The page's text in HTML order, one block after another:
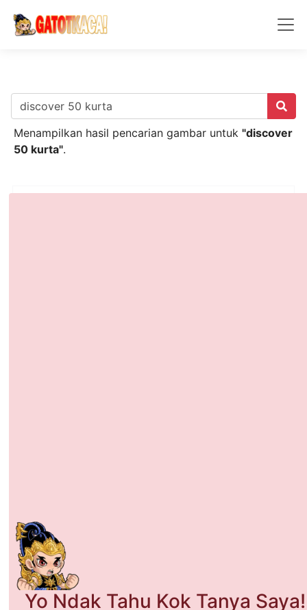
Menampilkan hasil pencarian gambar untuk "discover
50 kurta".
Yo Ndak Tahu Kok Tanya Saya!